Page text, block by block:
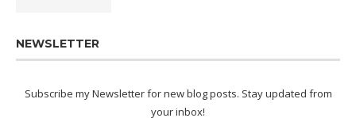
NEWSLETTER
Subscribe my Newsletter for new blog posts. Stay updated from
your inbox!